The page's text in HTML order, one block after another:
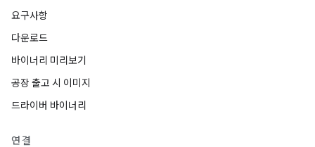
요구사항
다운로드
바이너리 미리보기
공장 출고 시 이미지
드라이버 바이너리
연결